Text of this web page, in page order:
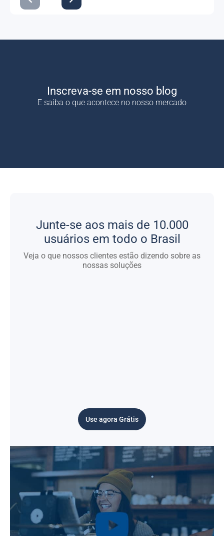
Inscreva-se em nosso blog
E saiba o que acontece no nosso mercado
Junte-se aos mais de 10.000
usuários em todo o Brasil
Veja o que nossos clientes estão dizendo sobre as
nossas soluções
Use agora Grátis